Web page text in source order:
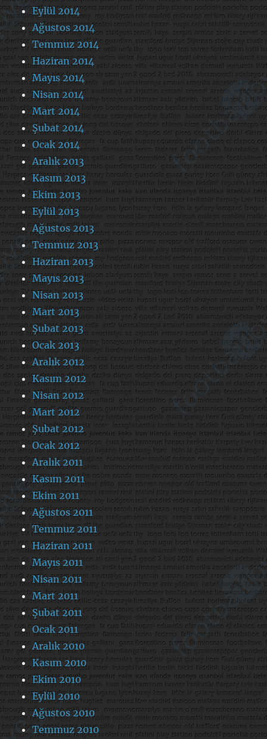
Eylül 2014
Ağustos 2014
Temmuz 2014
Haziran 2014
Mayıs 2014
Nisan 2014
Mart 2014
Şubat 2014
Ocak 2014
Aralık 2013
Kasım 2013
Ekim 2013
Eylül 2013
Ağustos 2013
Temmuz 2013
Haziran 2013
Mayıs 2013
Nisan 2013
Mart 2013
Şubat 2013
Ocak 2013
Aralık 2012
Kasım 2012
Nisan 2012
Mart 2012
Şubat 2012
Ocak 2012
Aralık 2011
Kasım 2011
Ekim 2011
Ağustos 2011
Temmuz 2011
Haziran 2011
Mayıs 2011
Nisan 2011
Mart 2011
Şubat 2011
Ocak 2011
Aralık 2010
Kasım 2010
Ekim 2010
Eylül 2010
Ağustos 2010
Temmuz 2010